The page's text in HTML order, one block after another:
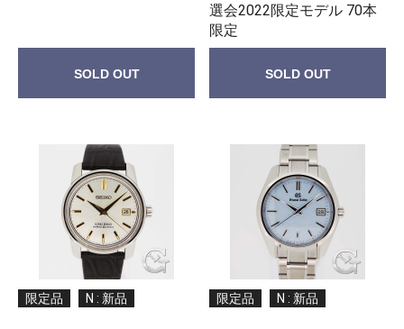
SOLD OUT
選会2022限定モデル 70本
限定
SOLD OUT
限定品 N : 新品 限定品 N : 新品